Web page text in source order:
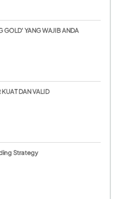
GOLD’ YANG WAJIB ANDA
KUAT DAN VALID
Strategy